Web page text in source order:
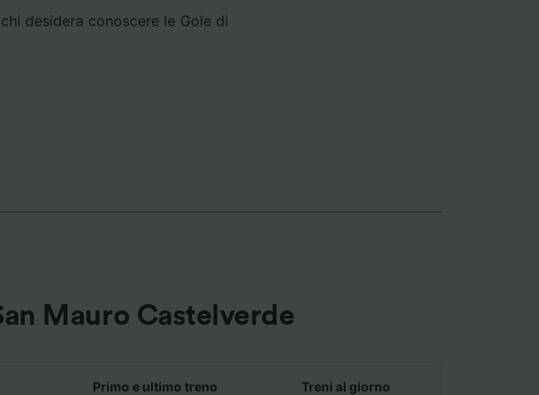
desidera conoscere le Gole di
Mauro Castelverde
Primo e ultimo treno Treni al giorno